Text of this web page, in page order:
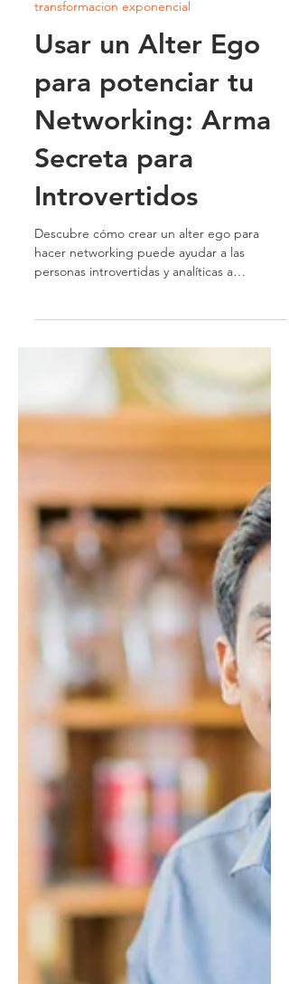
Luis Pinate
transformacion exponencial
Usar un Alter Ego
para potenciar tu
Networking: Arma
Secreta para
Introvertidos
Descubre cómo crear un alter ego para
personas introvertidas y analíticas a
conexiones auténticas y tener éxito en